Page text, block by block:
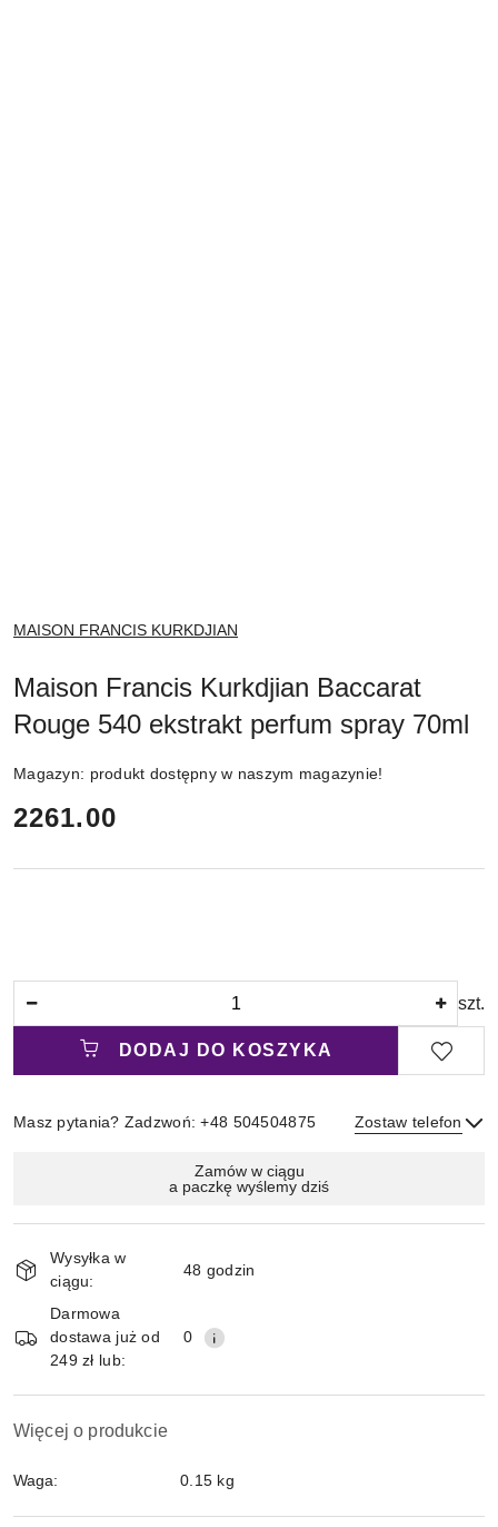
NAZWA
PRODUCENTA:
MAISON FRANCIS KURKDJIAN
Maison Francis Kurkdjian Baccarat
Rouge 540 ekstrakt perfum spray 70ml
Magazyn: produkt dostępny w naszym magazynie!
cena:
2261.00
szt.
DODAJ DO KOSZYKA
Masz pytania? Zadzwoń: +48 504504875 Zostaw telefon
Wyślij
dostawa
Zamów w ciągu
a paczkę wyślemy dziś
Wysyłka w
ciągu:
48 godzin
Darmowa
dostawa już od
249 zł lub:
0
Więcej o produkcie
Waga: 0.15 kg